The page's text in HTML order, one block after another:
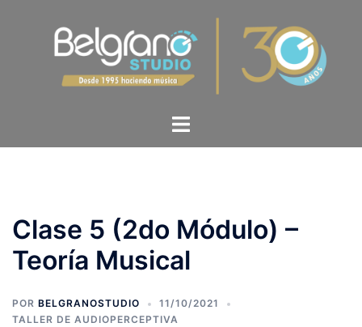
Clase 5 (2do Módulo) –
Teoría Musical
POR BELGRANOSTUDIO
11/10/2021
TALLER DE AUDIOPERCEPTIVA